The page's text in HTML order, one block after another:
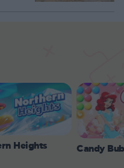
Heights Candy